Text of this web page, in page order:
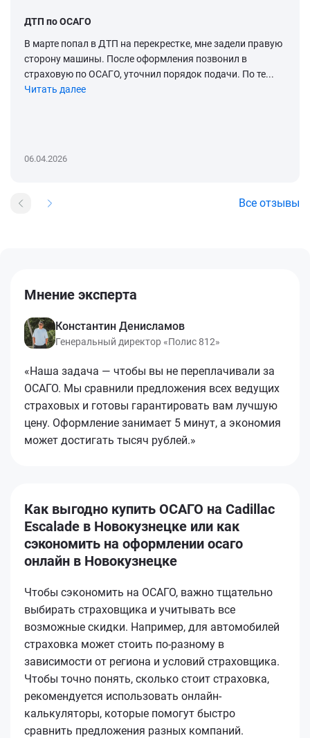
ДТП по ОСАГО
В марте попал в ДТП на перекрестке, мне задели правую
сторону машины. После оформления позвонил в
страховую по ОСАГО, уточнил порядок подачи. По те...
Читать далее
06.04.2026
Все отзывы
Мнение эксперта
Константин Денисламов
Генеральный директор «Полис 812»
«Наша задача — чтобы вы не переплачивали за
ОСАГО. Мы сравнили предложения всех ведущих
страховых и готовы гарантировать вам лучшую
цену. Оформление занимает 5 минут, а экономия
может достигать тысяч рублей.»
Как выгодно купить ОСАГО на Cadillac
Escalade в Новокузнецке или как
сэкономить на оформлении осаго
онлайн в Новокузнецке
Чтобы сэкономить на ОСАГО, важно тщательно
выбирать страховщика и учитывать все
возможные скидки. Например, для автомобилей
страховка может стоить по-разному в
зависимости от региона и условий страховщика.
Чтобы точно понять, сколько стоит страховка,
рекомендуется использовать онлайн-
калькуляторы, которые помогут быстро
сравнить предложения разных компаний.